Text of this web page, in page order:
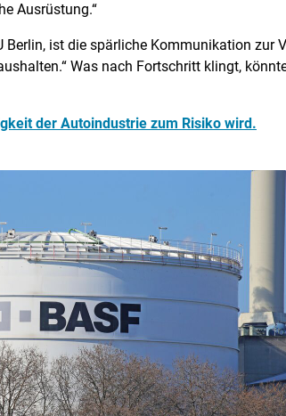
Ausrüstung.“
ist die spärliche Kommunikation zur
Was nach Fortschritt klingt,
der Autoindustrie zum Risiko wird.